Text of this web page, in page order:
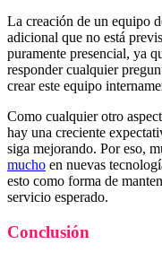
La creación de un equipo
adicional que no está
puramente presencial, ya
responder cualquier
crear este equipo
Como cualquier otro
hay una creciente
siga mejorando. Por eso,
mucho en nuevas
esto como forma de
servicio esperado.
Conclusión